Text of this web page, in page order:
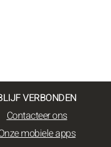
VERBONDEN
Contacteer ons
mobiele apps